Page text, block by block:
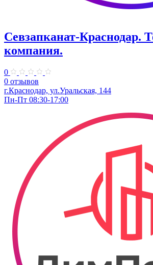
Севзапканат-Краснодар.
компания.
0
0 отзывов
г.Краснодар, ул.Уральская, 144
Пн-Пт 08:30-17:00